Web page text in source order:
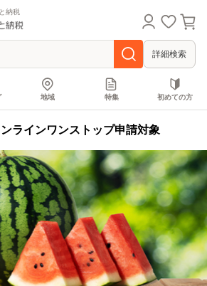
納税
詳細検索
地域 特集 初めての方
ラインワンストップ申請対象